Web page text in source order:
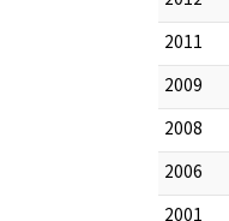
2011
2009
2008
2006
2001